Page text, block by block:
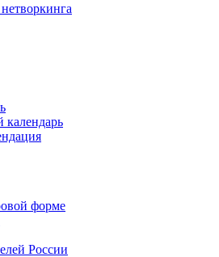
календарь
форме
России